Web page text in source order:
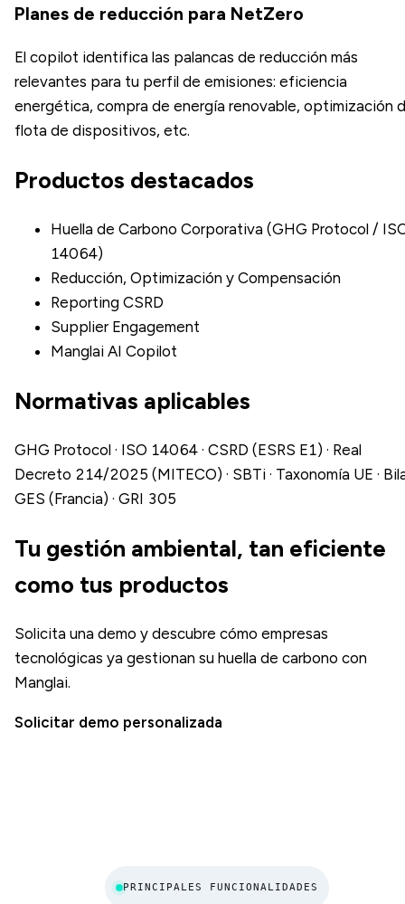
Planes de reducción para NetZero
El copilot identifica las palancas de reducción más
relevantes para tu perfil de emisiones: eficiencia
energética, compra de energía renovable, optimización
flota de dispositivos, etc.
Productos destacados
Huella de Carbono Corporativa (GHG Protocol /
14064)
Reducción, Optimización y Compensación
Reporting CSRD
Supplier Engagement
Manglai AI Copilot
Normativas aplicables
GHG Protocol · ISO 14064 · CSRD (ESRS E1) · Real
Decreto 214/2025 (MITECO) · SBTi · Taxonomía UE ·
GES (Francia) · GRI 305
Tu gestión ambiental, tan eficiente
como tus productos
Solicita una demo y descubre cómo empresas
tecnológicas ya gestionan su huella de carbono con
Manglai.
Solicitar demo personalizada
PRINCIPALES FUNCIONALIDADES